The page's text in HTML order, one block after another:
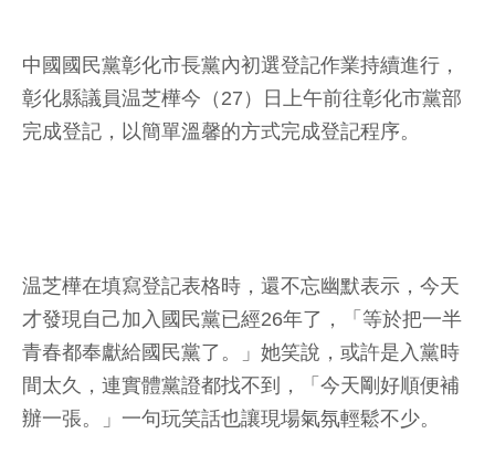
中國國民黨彰化市長黨內初選登記作業持續進行，
彰化縣議員温芝樺今（27）日上午前往彰化市黨部
完成登記，以簡單溫馨的方式完成登記程序。
温芝樺在填寫登記表格時，還不忘幽默表示，今天
才發現自己加入國民黨已經26年了，「等於把一半
青春都奉獻給國民黨了。」她笑說，或許是入黨時
間太久，連實體黨證都找不到，「今天剛好順便補
辦一張。」一句玩笑話也讓現場氣氛輕鬆不少。